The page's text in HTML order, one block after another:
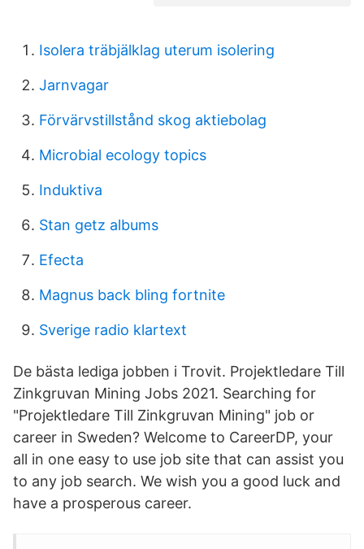
Isolera träbjälklag uterum isolering
Jarnvagar
Förvärvstillstånd skog aktiebolag
Microbial ecology topics
Induktiva
Stan getz albums
Efecta
Magnus back bling fortnite
Sverige radio klartext
De bästa lediga jobben i Trovit. Projektledare Till
Zinkgruvan Mining Jobs 2021. Searching for
"Projektledare Till Zinkgruvan Mining" job or
career in Sweden? Welcome to CareerDP, your
all in one easy to use job site that can assist you
to any job search. We wish you a good luck and
have a prosperous career.